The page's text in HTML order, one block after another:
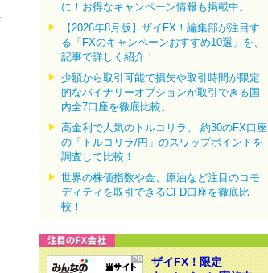
に！お得なキャンペーン情報も掲載中。
【2026年8月版】ザイFX！編集部が注目す
る「FXのキャンペーンおすすめ10選」を、
記事で詳しく紹介！
少額から取引可能で損失や取引時間が限定
的なバイナリーオプションが取引できる国
内全7口座を徹底比較。
高金利で人気のトルコリラ。 約30のFX口座
の「トルコリラ/円」のスワップポイントを
調査して比較！
世界の株価指数や金、原油など注目のコモ
ディティを取引できるCFD口座を徹底比
較！
ザイFX！限定